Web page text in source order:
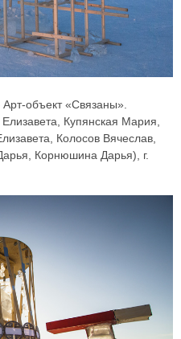
Арт-объект «Связаны».
Купянская Мария,
Колосов Вячеслав,
Корнюшина Дарья), г.